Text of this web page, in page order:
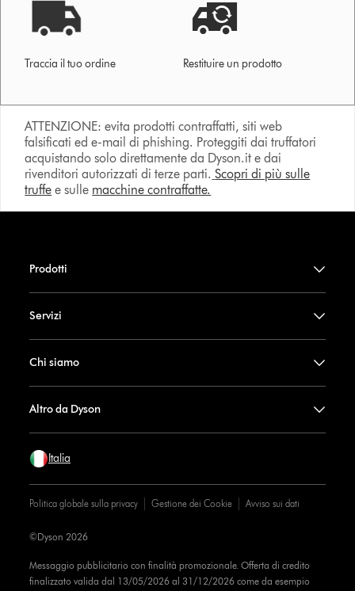
Traccia il tuo ordine Restituire un prodotto
ATTENZIONE: evita prodotti contraffatti, siti web
falsificati ed e-mail di phishing. Proteggiti dai truffatori
acquistando solo direttamente da Dyson.it e dai
rivenditori autorizzati di terze parti. Scopri di più sulle
truffe e sulle macchine contraffatte.
Prodotti
Servizi
Chi siamo
Altro da Dyson
Italia
Politica globale sulla privacy Gestione dei Cookie Avviso sui dati
Messaggio pubblicitario con finalità promozionale. Offerta di credito
finalizzato valida dal 13/05/2026 al 31/12/2026 come da esempio
©Dyson 2026